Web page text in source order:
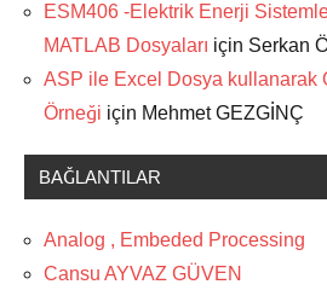
ESM406 -Elektrik Enerji
MATLAB Dosyaları için Serkan
ASP ile Excel Dosya kullanarak
Örneği için Mehmet GEZGİNÇ
BAĞLANTILAR
Analog , Embeded Processing
Cansu AYVAZ GÜVEN